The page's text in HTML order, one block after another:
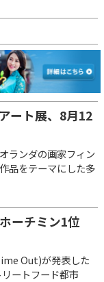
ート展、8月12
ランダの画家フィン
品をテーマにした多
ーチミン1位
Out)が発表した
ートフード都市